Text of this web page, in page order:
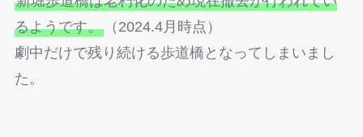
るようです。（2024.4月時点）
劇中だけで残り続ける歩道橋となってしまいまし
た。